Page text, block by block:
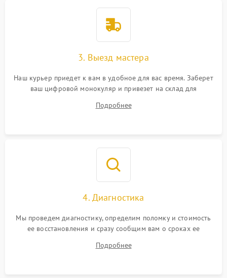
3. Выезд мастера
Наш курьер приедет к вам в удобное для вас время. Заберет
ваш цифровой монокуляр и привезет на склад для
Подробнее
4. Диагностика
Мы проведем диагностику, определим поломку и стоимость
ее восстановления и сразу сообщим вам о сроках ее
Подробнее